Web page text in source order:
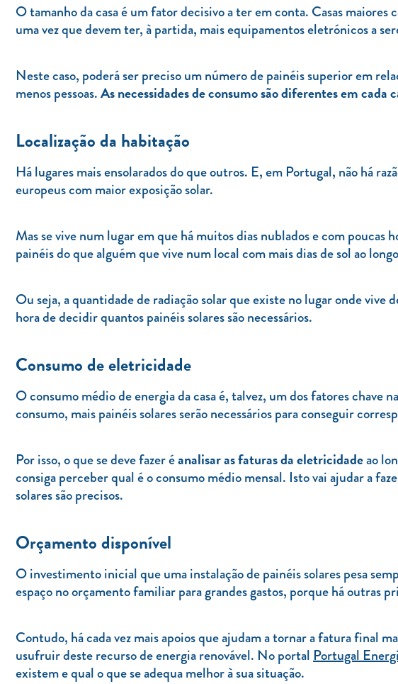
O tamanho da casa é um fator decisivo a ter em conta. Casas
uma vez que devem ter, à partida, mais equipamentos eletrónicos a
Neste caso, poderá ser preciso um número de painéis superior em
menos pessoas.As necessidades de consumo são diferentes em cada
Localização da habitação
Há lugares mais ensolarados do que outros. E, em Portugal, não há
europeus com maior exposição solar.
Mas se vive num lugar em que há muitos dias nublados e com poucas
painéis do que alguém que vive num local com mais dias de sol ao
Ou seja, a quantidade de radiação solar que existe no lugar onde vive
hora de decidir quantos painéis solares são necessários.
Consumo de eletricidade
O consumo médio de energia da casa é, talvez, um dos fatores chave
consumo, mais painéis solares serão necessários para conseguir
Por isso, o que se deve fazer éanalisar as faturas da eletricidadeao
consiga perceber qual é o consumo médio mensal. Isto vai ajudar a
solares são precisos.
Orçamento disponível
O investimento inicial que uma instalação de painéis solares pesa
espaço no orçamento familiar para grandes gastos, porque há outras
Contudo, há cada vez mais apoios que ajudam a tornar a fatura final
usufruir deste recurso de energia renovável. No portalPortugal
existem e qual o que se adequa melhor à sua situação.